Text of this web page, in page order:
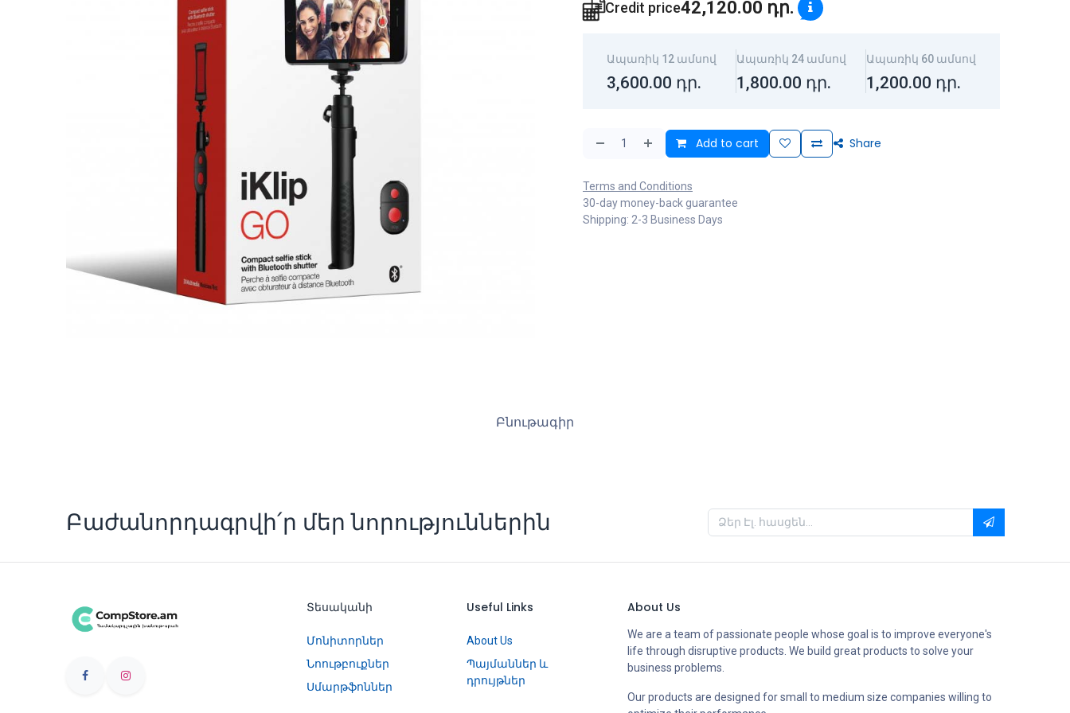
Credit price42,120.00 դր.
Ապառիկ 12 ամսով
3,600.00 դր.
Ապառիկ 24 ամսով
1,800.00 դր.
Ապառիկ 60 ամսով
1,200.00 դր.
Add to cart Share
Terms and Conditions
30-day money-back guarantee
Shipping: 2-3 Business Days
Բնութագիր
Բաժանորդագրվի՛ր մեր նորություններին
Տեսականի
Մոնիտորներ
Նոութբուքներ
Սմարթֆոններ
Useful Links
About Us
Պայմաններ և
դրույթներ
About Us
We are a team of passionate people whose goal is to improve everyone's
life through disruptive products. We build great products to solve your
business problems.
Our products are designed for small to medium size companies willing to